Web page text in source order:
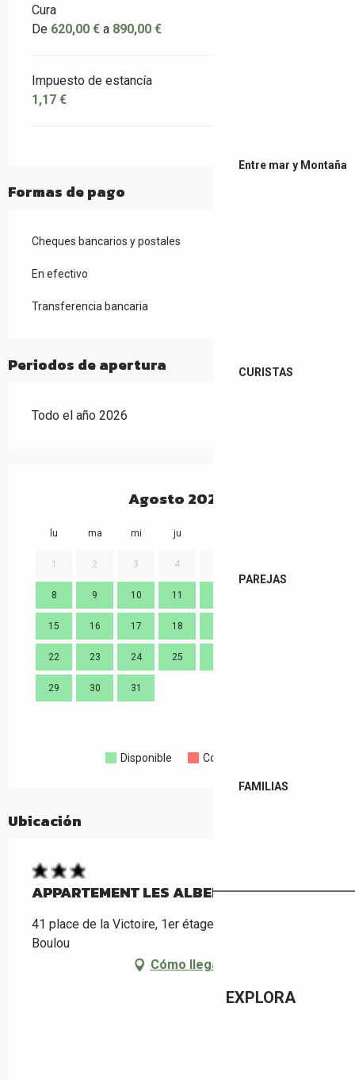
Entre mar y Montaña
CURISTAS
PAREJAS
FAMILIAS
EXPLORA
Cura
De 620,00 € a 890,00 €
Impuesto de estancía
1,17 €
Formas de pago
Cheques bancarios y postales
En efectivo
Transferencia bancaria
Periodos de apertura
Todo el año 2026
Agosto 2026
lu ma mi ju
1 2 3 4
8 9 10 11
15 16 17 18
22 23 24 25
29 30 31
Disponible Completo
Ubicación
APPARTEMENT LES ALBERES
41 place de la Victoire, 1er étage DROITE, 66160 Le
Boulou
Cómo llegar